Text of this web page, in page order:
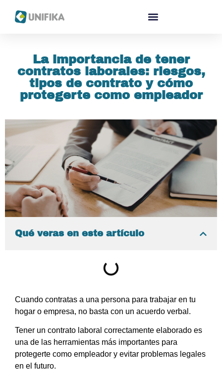
La importancia de tener
contratos laborales: riesgos,
tipos de contrato y cómo
protegerte como empleador
Qué veras en este artículo
Cuando contratas a una persona para trabajar en tu
hogar o empresa, no basta con un acuerdo verbal.
Tener un contrato laboral correctamente elaborado es
una de las herramientas más importantes para
protegerte como empleador y evitar problemas legales
en el futuro.